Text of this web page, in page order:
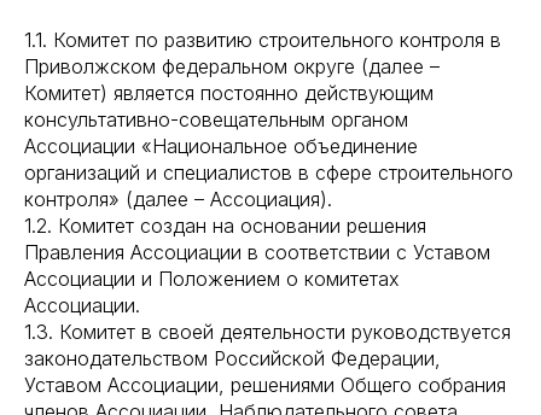
1.1. Комитет по развитию строительного контроля в
Приволжском федеральном округе (далее –
Комитет) является постоянно действующим
консультативно-совещательным органом
Ассоциации «Национальное объединение
организаций и специалистов в сфере строительного
контроля» (далее – Ассоциация).
1.2. Комитет создан на основании решения
Правления Ассоциации в соответствии с Уставом
Ассоциации и Положением о комитетах
Ассоциации.
1.3. Комитет в своей деятельности руководствуется
законодательством Российской Федерации,
Уставом Ассоциации, решениями Общего собрания